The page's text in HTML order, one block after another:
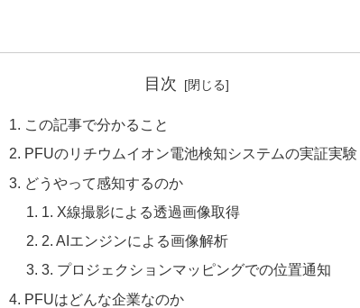
目次
この記事で分かること
PFUのリチウムイオン電池検知システムの実証実験
どうやって感知するのか
1. X線撮影による透過画像取得
2. AIエンジンによる画像解析
3. プロジェクションマッピングでの位置通知
PFUはどんな企業なのか